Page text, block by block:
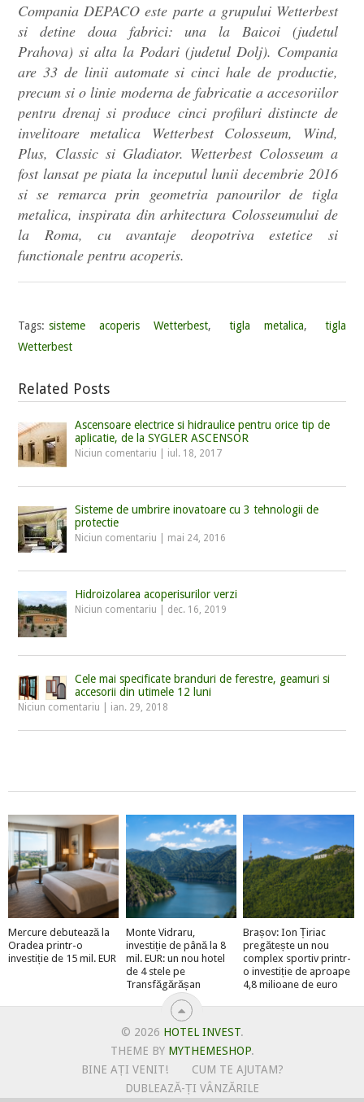
Compania DEPACO este parte a grupului Wetterbest
si detine doua fabrici: una la Baicoi (judetul
Prahova) si alta la Podari (judetul Dolj). Compania
are 33 de linii automate si cinci hale de productie,
precum si o linie moderna de fabricatie a accesoriilor
pentru drenaj si produce cinci profiluri distincte de
invelitoare metalica Wetterbest Colosseum, Wind,
Plus, Classic si Gladiator. Wetterbest Colosseum a
fost lansat pe piata la inceputul lunii decembrie 2016
si se remarca prin geometria panourilor de tigla
metalica, inspirata din arhitectura Colosseumului de
la Roma, cu avantaje deopotriva estetice si
functionale pentru acoperis.
Tags: sisteme acoperis Wetterbest, tigla metalica,
tigla
Wetterbest
Related Posts
Ascensoare electrice si hidraulice pentru orice tip de
aplicatie, de la SYGLER ASCENSOR
Niciun comentariu iul. 18, 2017
Sisteme de umbrire inovatoare cu 3 tehnologii de
protectie
Niciun comentariu mai 24, 2016
Hidroizolarea acoperisurilor verzi
Niciun comentariu dec. 16, 2019
Cele mai specificate branduri de ferestre, geamuri si
accesorii din utimele 12 luni
Niciun comentariu ian. 29, 2018
Mercure debutează la
Oradea printr-o
investiție de 15 mil. EUR
Monte Vidraru,
investiție de până la 8
mil. EUR: un nou hotel
de 4 stele pe
Transfăgărășan
Brașov: Ion Țiriac
pregătește un nou
complex sportiv printr-
o investiție de aproape
4,8 milioane de euro
© 2026 HOTEL INVEST.
THEME BY MYTHEMESHOP.
BINE AȚI VENIT!
CUM TE AJUTAM?
DUBLEAZĂ-ȚI VÂNZĂRILE